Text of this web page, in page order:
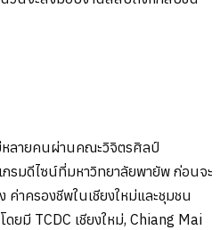
หลายคนผ่านคณะวิจิตรศิลป์
กรมดีไซน์ที่มหาวิทยาลัยพายัพ ก่อนจะ
ค่าครองชีพในเชียงใหม่และชุมชน
ยมี TCDC เชียงใหม่, Chiang Mai